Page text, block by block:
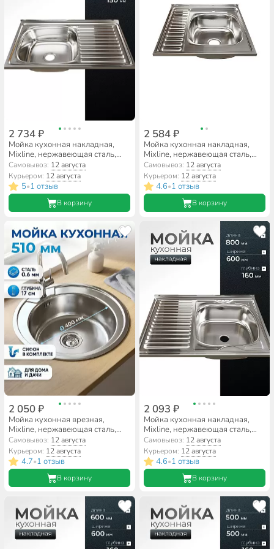
2 734 ₽
Мойка кухонная накладная,
Mixline, нержавеющая сталь,
800х500 мм, левая, 0.6 мм, с
сифоном
Самовывоз: 12 августа
Курьером: 12 августа
5•1 отзыв
В корзину
2 584 ₽
Мойка кухонная накладная,
Mixline, нержавеющая сталь,
600х600 мм, правая, 0.6 мм, с
сифоном
Самовывоз: 12 августа
Курьером: 12 августа
4.6•1 отзыв
В корзину
2 050 ₽
Мойка кухонная врезная,
Mixline, нержавеющая сталь,
510 мм, 0.6 мм, с сифоном
Самовывоз: 12 августа
Курьером: 12 августа
4.7•1 отзыв
В корзину
2 093 ₽
Мойка кухонная накладная,
Mixline, нержавеющая сталь,
800х600 мм, правая, 0.4 мм
Самовывоз: 12 августа
Курьером: 12 августа
4.6•1 отзыв
В корзину